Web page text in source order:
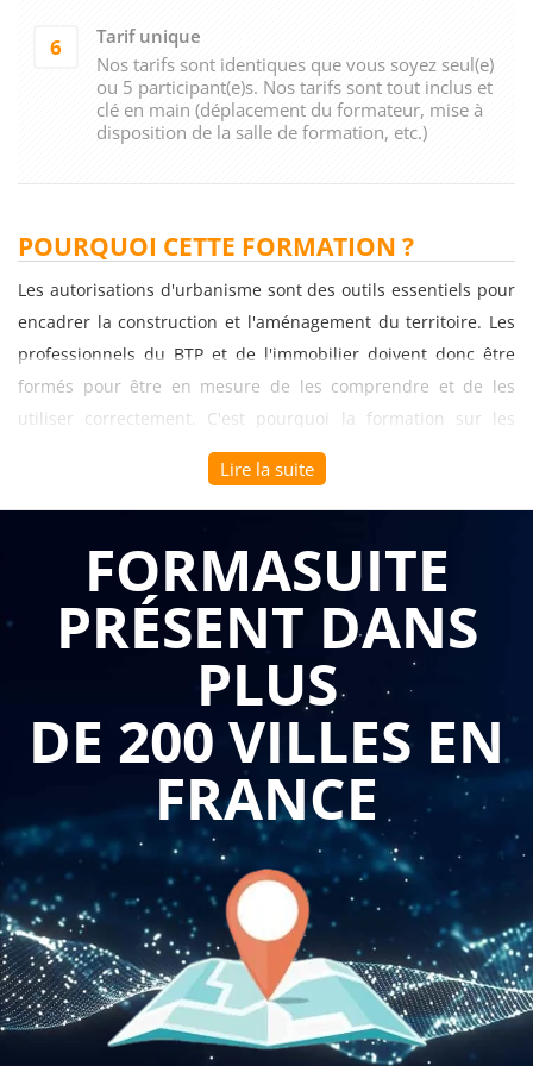
6
Tarif unique
Nos tarifs sont identiques que vous soyez seul(e)
ou 5 participant(e)s. Nos tarifs sont tout inclus et
clé en main (déplacement du formateur, mise à
disposition de la salle de formation, etc.)
POURQUOI CETTE FORMATION ?
Les autorisations d'urbanisme sont des outils essentiels pour
encadrer la construction et l'aménagement du territoire. Les
professionnels du BTP et de l'immobilier doivent donc être
formés pour être en mesure de les comprendre et de les
utiliser correctement. C'est pourquoi la formation sur les
différentes autorisations d'urbanisme est essentielle pour les
l'urbanisme et permettent de réglementer l'utilisation des
sols. Elles sont délivrées par les services de l'urbanisme de la
mairie ou de l'EPCI (Établissement Public de Coopération
Intercommunale) compétent en matière d'urbanisme. Les
principales autorisations sont le permis de construire, le
permis d'aménager, le permis de démolir, la déclaration
préalable et le certificat d'urbanisme.
La formation sur les différentes autorisations d'urbanisme
permet aux professionnels de mieux comprendre les règles et
les procédures d'urbanisme en vigueur. Elle permet
également de maîtriser les délais de traitement des
demandes et de gagner en efficacité lors des procédures
d'autorisation.
La formation permet également de sensibiliser les
Lire la suite
FORMASUITE
PRÉSENT DANS
PLUS
DE 200 VILLES EN
FRANCE